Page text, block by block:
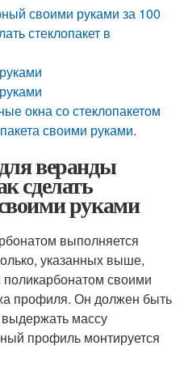
своими руками за 100
стеклопакет в
окна со стеклопакетом
своими руками.
веранды
сделать
руками
выполняется
указанных выше,
поликарбонатом своими
профиля. Он должен быть
массу
профиль монтируется